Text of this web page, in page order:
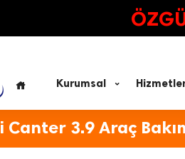
Kurumsal
3.9 Araç